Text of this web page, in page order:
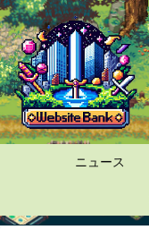
ニュース